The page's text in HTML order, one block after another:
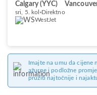
Calgary (YYC)
sri, 5. kol Direktno
WestJet
Imajte na umu da cijene
ažurne i podložne
pružiti najtočnije i